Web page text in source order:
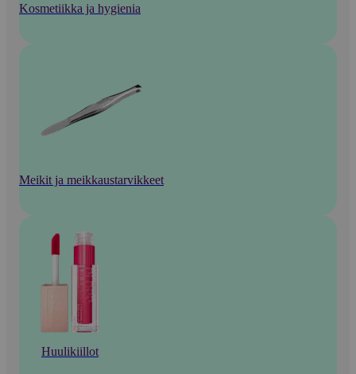
Kosmetiikka ja hygienia
Meikit ja meikkaustarvikkeet
Huulikiillot